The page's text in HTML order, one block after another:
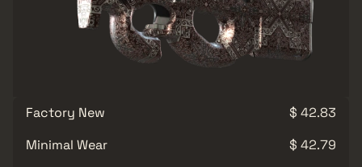
Factory New
$ 42.83
Minimal Wear
$ 42.79